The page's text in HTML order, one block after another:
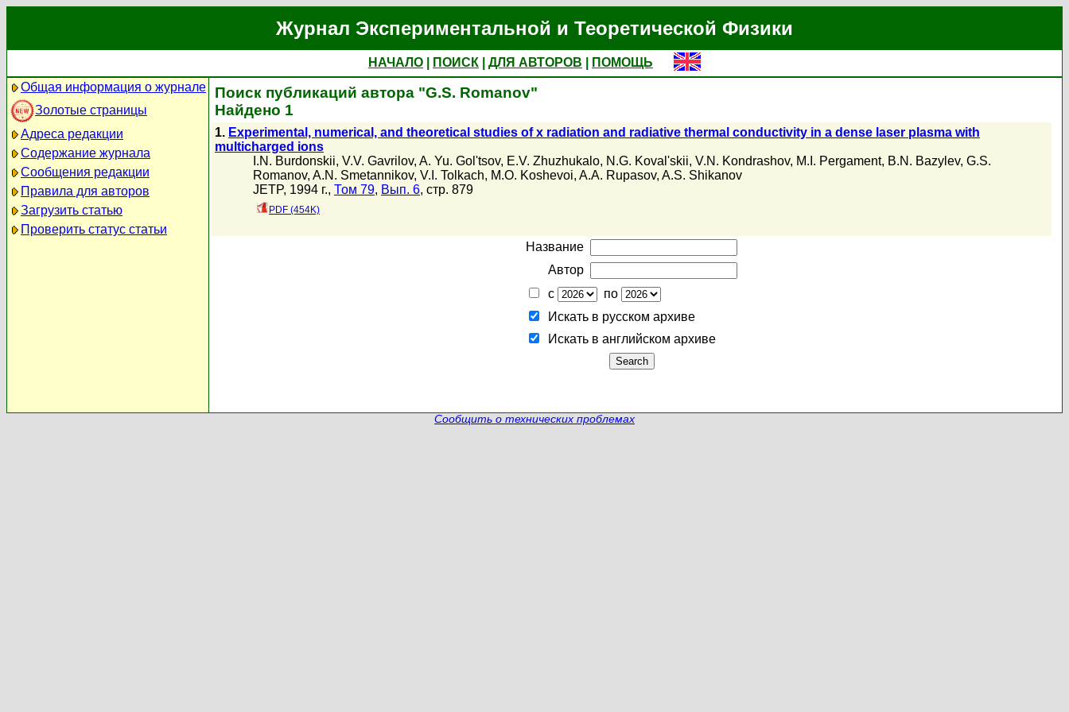
Журнал Экспериментальной и Теоретической Физики
НАЧАЛО ПОИСК ДЛЯ АВТОРОВ
ПОМОЩЬ
Общая информация о журнале
Золотые страницы
Адреса редакции
Содержание журнала
Сообщения редакции
Правила для авторов
Загрузить статью
Проверить статус статьи
Поиск публикаций автора "G.S. Romanov"
Найдено 1
1. Experimental, numerical, and theoretical studies of x radiation and radiative thermal conductivity in a dense laser plasma with
multicharged ions
I.N. Burdonskii, V.V. Gavrilov, A. Yu. Gol'tsov, E.V. Zhuzhukalo, N.G. Koval'skii, V.N. Kondrashov, M.I. Pergament, B.N. Bazylev, G.S.
Romanov, A.N. Smetannikov, V.I. Tolkach, M.O. Koshevoi, A.A. Rupasov, A.S. Shikanov
JETP, 1994 г., Том 79, Вып. 6, стр. 879
PDF (454K)
Название
Автор
с
по
Искать в русском архиве
Искать в английском архиве
Сообщить о технических проблемах